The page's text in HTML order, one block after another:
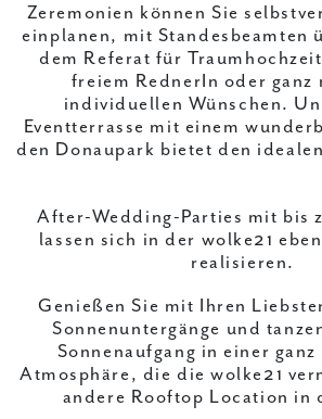
Zeremonien können Sie
einplanen, mit Standesbeamten
dem Referat für
freiem RednerIn oder ganz
individuellen Wünschen.
Eventterrasse mit einem
den Donaupark bietet den
After-Wedding-Parties mit bis
lassen sich in der wolke21
realisieren.
Genießen Sie mit Ihren
Sonnenuntergänge und
Sonnenaufgang in einer
Atmosphäre, die die wolke21
andere Rooftop Location in